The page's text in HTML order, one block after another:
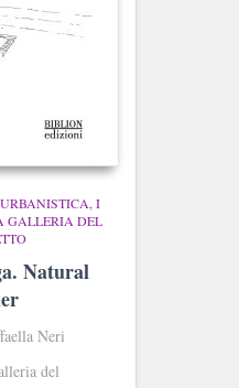
I
GALLERIA DEL
Natural
Neri
del